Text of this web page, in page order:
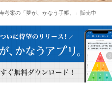
考案の「夢が、かなう手帳。」販売中